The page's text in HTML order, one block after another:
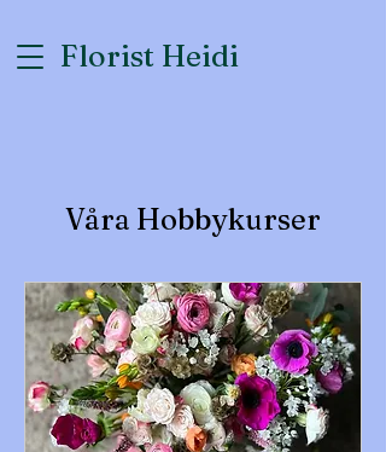
Florist Heidi
Våra Hobbykurser